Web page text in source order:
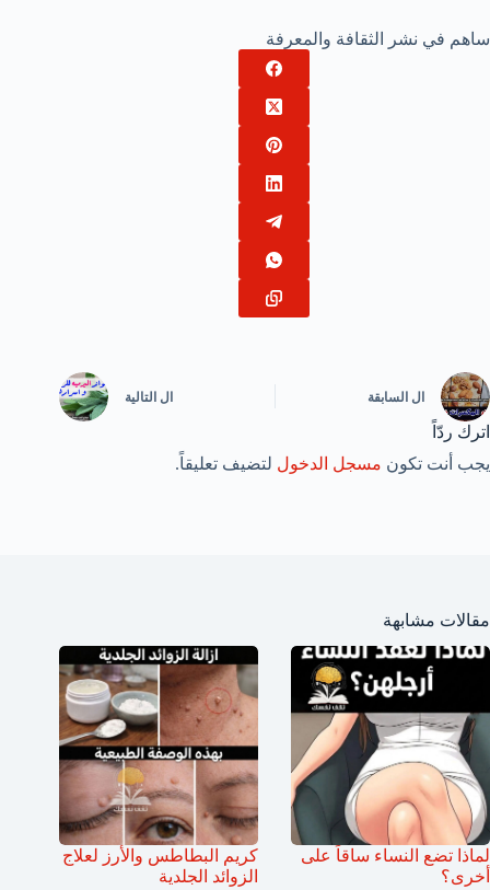
ساهم في نشر الثقافة والمعرفة
ال السابقة ال التالية
اترك ردّاً
يجب أنت تكون مسجل الدخول لتضيف تعليقاً.
مقالات مشابهة
لماذا تضع النساء ساقاً على
أخرى؟
كريم البطاطس والأرز لعلاج
الزوائد الجلدية